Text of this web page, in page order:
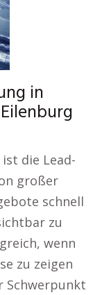
in
die Lead-
großer
schnell
zu
wenn
zu zeigen
Schwerpunkt